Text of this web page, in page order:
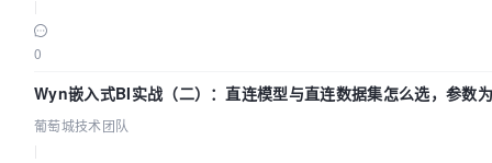
0
Wyn嵌入式BI实战（二）：直连模型与直连数据集怎么选，参数
葡萄城技术团队
葡萄城技术团队